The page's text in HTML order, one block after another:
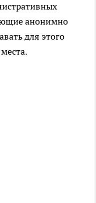
анонимно
для этого